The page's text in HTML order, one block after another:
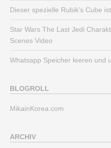
Dieser spezielle Rubik’s Cube
Star Wars The Last Jedi
Scenes Video
Whatsapp Speicher leeren und
BLOGROLL
MikainKorea.com
ARCHIV